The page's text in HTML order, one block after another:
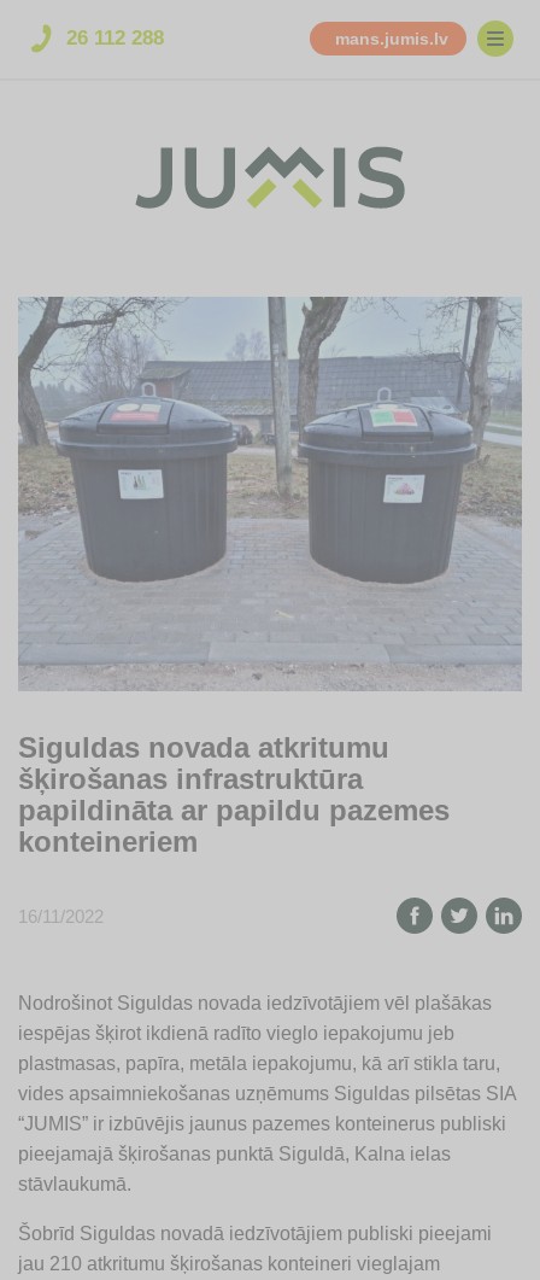
26 112 288 mans.jumis.lv
Siguldas novada atkritumu
šķirošanas infrastruktūra
papildināta ar papildu pazemes
konteineriem
16/11/2022
Nodrošinot Siguldas novada iedzīvotājiem vēl plašākas
iespējas šķirot ikdienā radīto vieglo iepakojumu jeb
plastmasas, papīra, metāla iepakojumu, kā arī stikla taru,
vides apsaimniekošanas uzņēmums Siguldas pilsētas SIA
“JUMIS” ir izbūvējis jaunus pazemes konteinerus publiski
pieejamajā šķirošanas punktā Siguldā, Kalna ielas
stāvlaukumā.
Šobrīd Siguldas novadā iedzīvotājiem publiski pieejami
jau 210 atkritumu šķirošanas konteineri vieglajam